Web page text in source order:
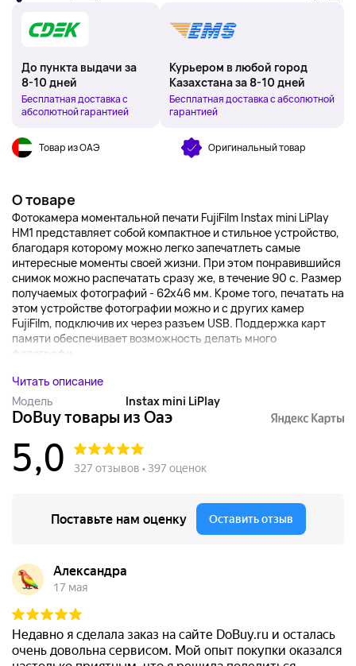
До пункта выдачи за
8-10 дней
Бесплатная доставка с
абсолютной гарантией
Курьером в любой город
Казахстана за 8-10 дней
Бесплатная доставка с абсолютной
гарантией
Товар из ОАЭ Оригинальный товар
О товаре
Фотокамера моментальной печати FujiFilm Instax mini LiPlay
HM1 представляет собой компактное и стильное устройство,
благодаря которому можно легко запечатлеть самые
интересные моменты своей жизни. При этом понравившийся
снимок можно распечатать сразу же, в течение 90 с. Размер
получаемых фотографий - 62x46 мм. Кроме того, печатать на
этом устройстве фотографии можно и с других камер
FujiFilm, подключив их через разъем USB. Поддержка карт
памяти обеспечивает возможность делать много
фотографи...
Читать описание
Модель
Instax mini LiPlay